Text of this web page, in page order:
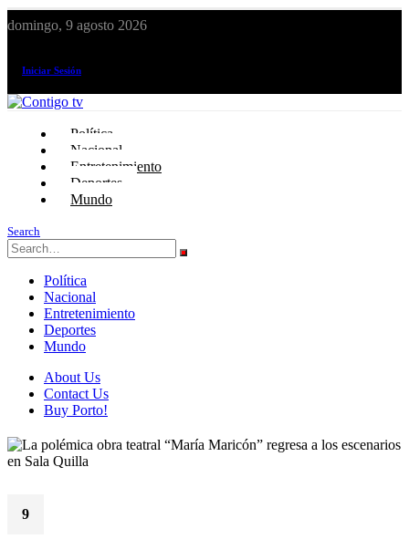
domingo, 9 agosto 2026
Iniciar Sesión
Política
Nacional
Entretenimiento
Deportes
Mundo
Search
Política
Nacional
Entretenimiento
Deportes
Mundo
About Us
Contact Us
Buy Porto!
9